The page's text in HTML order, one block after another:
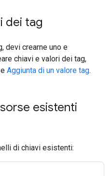
dei tag
devi crearne uno e
chiavi e valori dei tag,
e Aggiunta di un valore tag.
esistenti
di chiavi esistenti: